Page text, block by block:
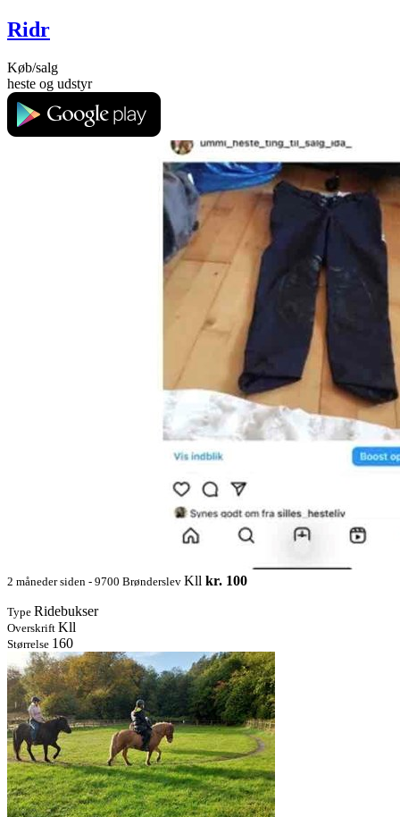
Ridr
Køb/salg
heste og udstyr
2 måneder siden - 9700 Brønderslev Kll kr. 100
Type Ridebukser
Overskrift Kll
Størrelse 160